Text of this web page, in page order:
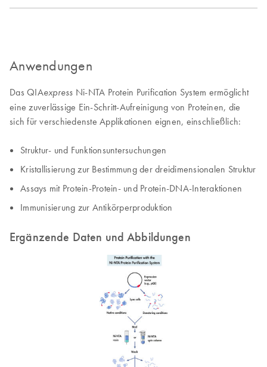
Anwendungen
Das QIAexpress Ni-NTA Protein Purification System ermöglicht
eine zuverlässige Ein-Schritt-Aufreinigung von Proteinen, die
sich für verschiedenste Applikationen eignen, einschließlich:
Struktur- und Funktionsuntersuchungen
Kristallisierung zur Bestimmung der dreidimensionalen Struktur
Assays mit Protein-Protein- und Protein-DNA-Interaktionen
Immunisierung zur Antikörperproduktion
Ergänzende Daten und Abbildungen